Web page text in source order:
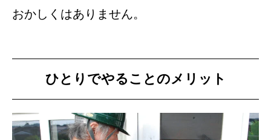
おかしくはありません。
ひとりでやることのメリット